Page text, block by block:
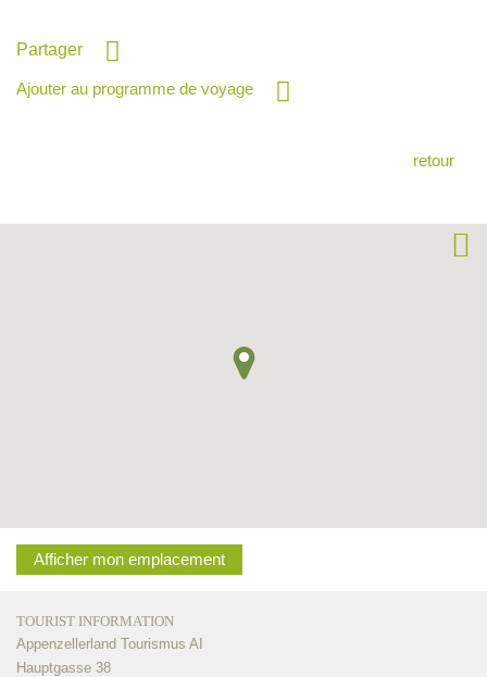
Partager
Ajouter au programme de voyage
retour
Afficher mon emplacement
TOURIST INFORMATION
Appenzellerland Tourismus AI
Hauptgasse 38